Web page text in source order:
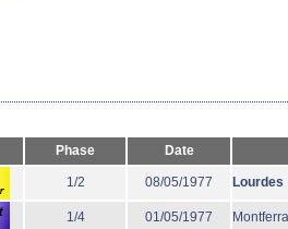
Phase Date
1/2 08/05/1977 Lourdes
1/4 01/05/1977